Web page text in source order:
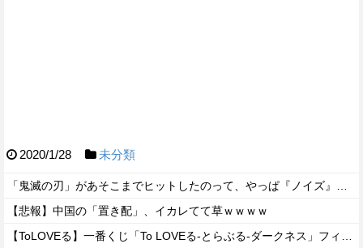
2020/1/28 未分類
【悲報】中国の「置き配」、イカレてて草ｗｗｗｗ